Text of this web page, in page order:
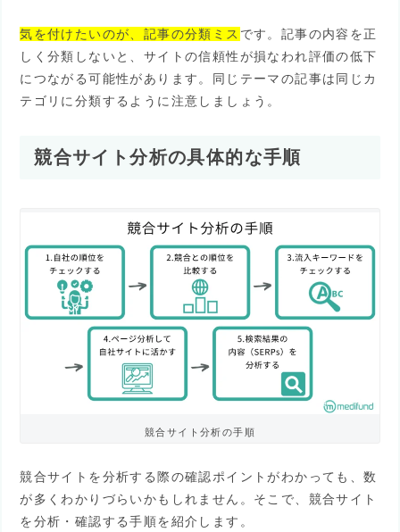
気を付けたいのが、記事の分類ミス です。記事の内容を正
しく分類しないと、サイトの信頼性が損なわれ評価の低下
につながる可能性があります。同じテーマの記事は同じカ
テゴリに分類するように注意しましょう。
競合サイト分析の具体的な手順
競合サイト分析の手順
競合サイトを分析する際の確認ポイントがわかっても、数
が多くわかりづらいかもしれません。そこで、競合サイト
を分析・確認する手順を紹介します。